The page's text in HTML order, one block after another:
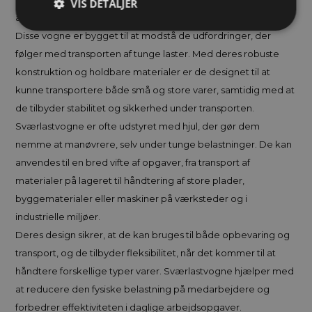
af tungt gods.
Disse vogne er bygget til at modstå de udfordringer, der
følger med transporten af tunge laster. Med deres robuste
konstruktion og holdbare materialer er de designet til at
kunne transportere både små og store varer, samtidig med at
de tilbyder stabilitet og sikkerhed under transporten.
Sværlastvogne er ofte udstyret med hjul, der gør dem
nemme at manøvrere, selv under tunge belastninger. De kan
anvendes til en bred vifte af opgaver, fra transport af
materialer på lageret til håndtering af store plader,
byggematerialer eller maskiner på værksteder og i
industrielle miljøer.
Deres design sikrer, at de kan bruges til både opbevaring og
transport, og de tilbyder fleksibilitet, når det kommer til at
håndtere forskellige typer varer. Sværlastvogne hjælper med
at reducere den fysiske belastning på medarbejdere og
forbedrer effektiviteten i daglige arbejdsopgaver.
VIS DETALJER